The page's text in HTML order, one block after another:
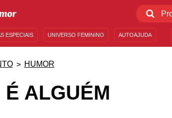
ESPECIAIS UNIVERSO FEMININO AUTOAJUDA
HUMOR
ALGUÉM